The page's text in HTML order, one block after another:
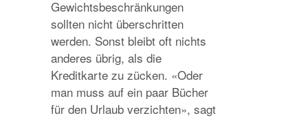
Gewichtsbeschränkungen
sollten nicht überschritten
werden. Sonst bleibt oft nichts
anderes übrig, als die
Kreditkarte zu zücken. «Oder
man muss auf ein paar Bücher
für den Urlaub verzichten», sagt